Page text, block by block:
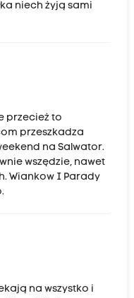
niech żyją sami
przecież to
przeszkadza
na Salwator.
wszędzie, nawet
Wiankow I Parady
na wszystko i